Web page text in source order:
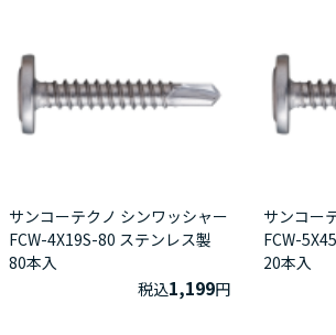
サンコーテクノ シンワッシャー
FCW-4X19S-80 ステンレス製
80本入
税込1,199円
サンコー
FCW-
20本入